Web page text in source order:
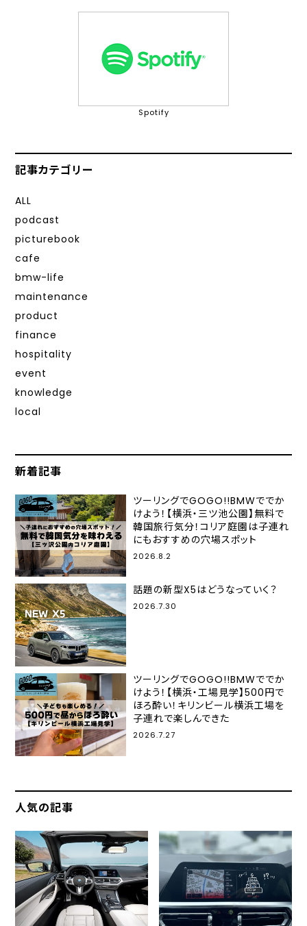
Spotify
記事カテゴリー
ALL
podcast
picturebook
cafe
bmw-life
maintenance
product
finance
hospitality
event
knowledge
local
新着記事
ツーリングでGOGO!!BMWででか
けよう！【横浜・三ツ池公園】無料で
韓国旅行気分！コリア庭園は子連れ
にもおすすめの穴場スポット
2026.8.2
話題の新型X5はどうなっていく？
2026.7.30
ツーリングでGOGO!!BMWででか
けよう！【横浜・工場見学】500円で
ほろ酔い！キリンビール横浜工場を
子連れで楽しんできた
2026.7.27
人気の記事